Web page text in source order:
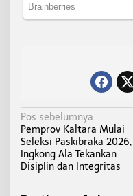
N
a
v
i
Pos sebelumnya
Pemprov Kaltara Mulai
Seleksi Paskibraka 2026,
Ingkong Ala Tekankan
Disiplin dan Integritas